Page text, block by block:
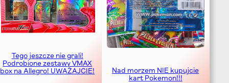
Tego jeszcze nie grali!
Podrobione zestawy VMAX
box na Allegro! UWAŻAJCIE!
Nad morzem NIE kupujcie
kart Pokemon!!!